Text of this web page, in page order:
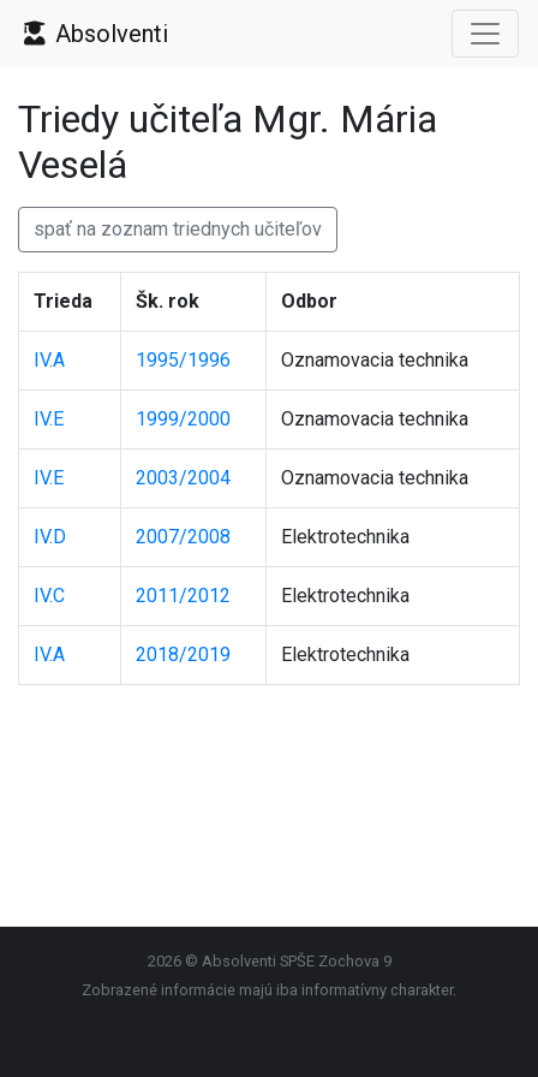
Absolventi
Triedy učiteľa Mgr. Mária
Veselá
spať na zoznam triednych učiteľov
Trieda Šk. rok Odbor
IV.A 1995/1996 Oznamovacia technika
IV.E 1999/2000 Oznamovacia technika
IV.E 2003/2004 Oznamovacia technika
IV.D 2007/2008 Elektrotechnika
IV.C 2011/2012 Elektrotechnika
IV.A 2018/2019 Elektrotechnika
2026 © Absolventi SPŠE Zochova 9
Zobrazené informácie majú iba informatívny charakter.